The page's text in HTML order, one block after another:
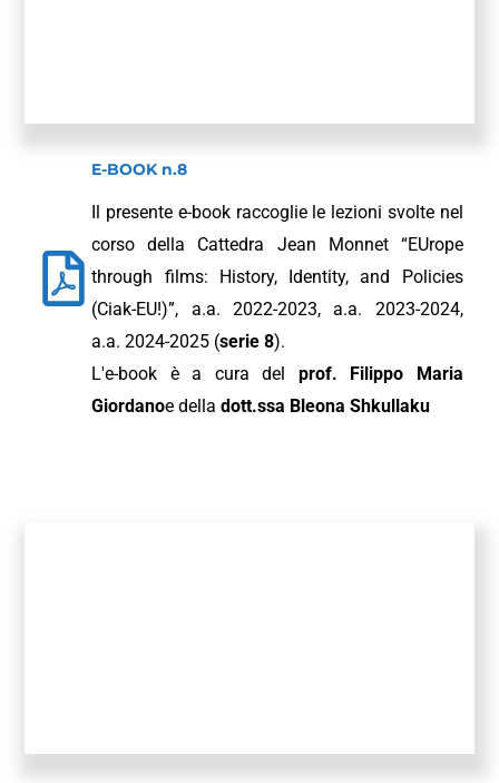
E-BOOK n.8
Il presente e-book raccoglie le lezioni svolte nel
corso della Cattedra Jean Monnet “EUrope
through films: History, Identity, and Policies
(Ciak-EU!)”, a.a. 2022-2023, a.a. 2023-2024,
a.a. 2024-2025 (serie 8).
L'e-book è a cura del prof. Filippo Maria
Giordanoe delladott.ssa Bleona Shkullaku